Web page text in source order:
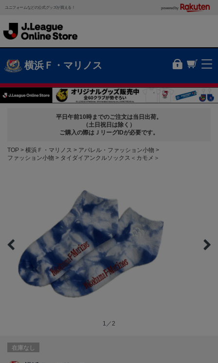
ユニフォームなどの公式グッズが買える！ powered by
横浜Ｆ・マリノス
平日午前10時までのご注文は当日出荷。
（土日祝日は除く）
ご購入の際はＪリーグIDが必要です。
TOP 横浜Ｆ・マリノス
アパレル・ファッション小物
ファッション小物
タイダイアンクルソックス＜カモメ＞
1／2
在庫なし